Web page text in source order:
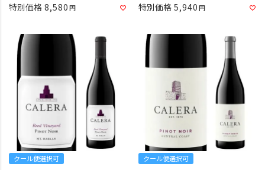
特別価格 8,580 特別価格 5,940
クール便選択可 クール便選択可